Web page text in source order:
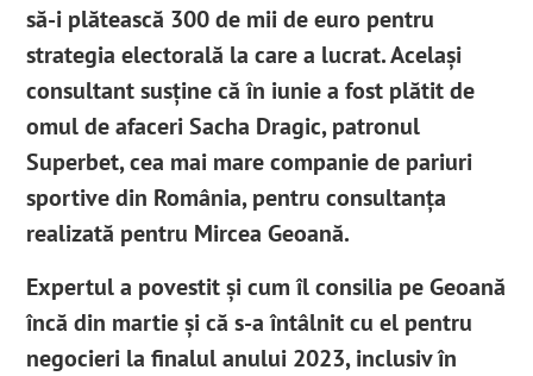
să-i plătească 300 de mii de euro pentru
strategia electorală la care a lucrat. Același
consultant susține că în iunie a fost plătit de
omul de afaceri Sacha Dragic, patronul
Superbet, cea mai mare companie de pariuri
sportive din România, pentru consultanța
realizată pentru Mircea Geoană.
Expertul a povestit și cum îl consilia pe Geoană
încă din martie și că s-a întâlnit cu el pentru
negocieri la finalul anului 2023, inclusiv în